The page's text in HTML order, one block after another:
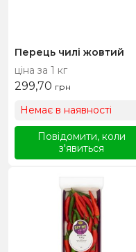
Перець чилі жовтий
ціна за 1 кг
299,70 грн
Немає в наявності
Повідомити, коли
з'явиться